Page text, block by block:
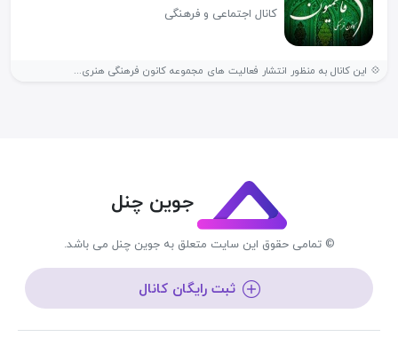
کانال اجتماعی و فرهنگی
💠 این کانال به منظور انتشار فعالیت های مجموعه کانون فرهنگی هنری...
جوین چنل
© تمامی حقوق این سایت متعلق به جوین چنل می باشد.
ثبت رایگان کانال